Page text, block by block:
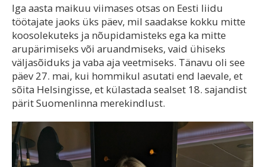
Iga aasta maikuu viimases otsas on Eesti liidu
töötajate jaoks üks päev, mil saadakse kokku mitte
koosolekuteks ja nõupidamisteks ega ka mitte
arupärimiseks või aruandmiseks, vaid ühiseks
väljasõiduks ja vaba aja veetmiseks. Tänavu oli see
päev 27. mai, kui hommikul asutati end laevale, et
sõita Helsingisse, et külastada sealset 18. sajandist
pärit Suomenlinna merekindlust.